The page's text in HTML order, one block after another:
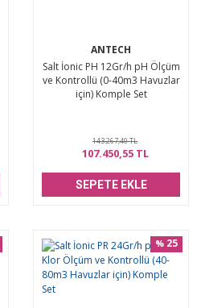
ANTECH
Salt İonic PH 12Gr/h pH Ölçüm
ve Kontrollü (0-40m3 Havuzlar
için) Komple Set
143.267,40 TL
107.450,55 TL
SEPETE EKLE
% 25